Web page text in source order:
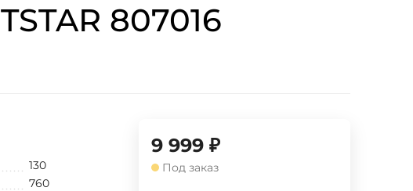
807016
130
760
9 999 ₽
Под заказ